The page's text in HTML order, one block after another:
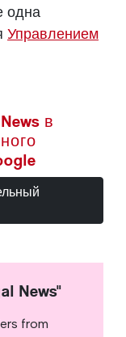
одна
Управлением
в
News"
from